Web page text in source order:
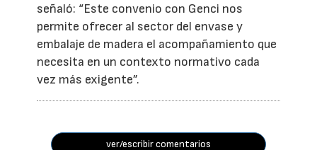
señaló: “Este convenio con Genci nos
permite ofrecer al sector del envase y
embalaje de madera el acompañamiento que
necesita en un contexto normativo cada
vez más exigente”.
ver/escribir comentarios